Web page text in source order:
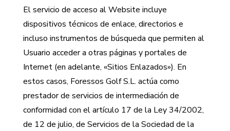
El servicio de acceso al Website incluye
dispositivos técnicos de enlace, directorios e
incluso instrumentos de búsqueda que permiten al
Usuario acceder a otras páginas y portales de
Internet (en adelante, «Sitios Enlazados»). En
estos casos, Foressos Golf S.L. actúa como
prestador de servicios de intermediación de
conformidad con el artículo 17 de la Ley 34/2002,
de 12 de julio, de Servicios de la Sociedad de la